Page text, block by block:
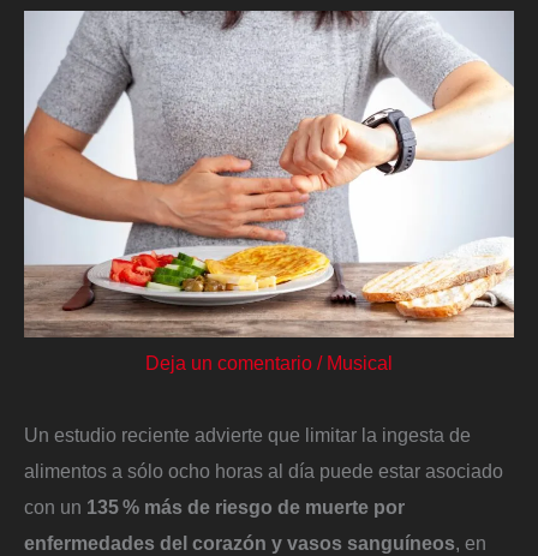
Deja un comentario / Musical
Un estudio reciente advierte que limitar la ingesta de
alimentos a sólo ocho horas al día puede estar asociado
con un 135 % más de riesgo de muerte por
enfermedades del corazón y vasos sanguíneos, en